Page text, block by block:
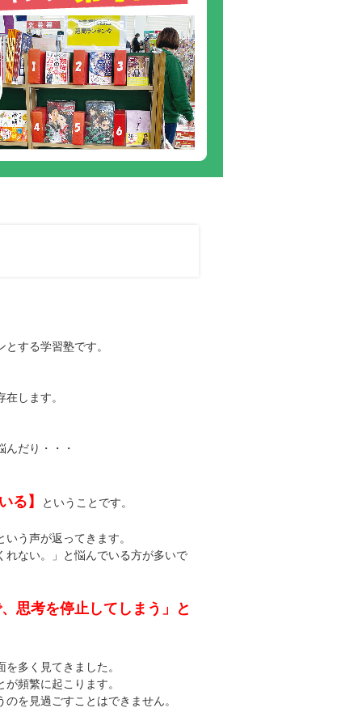
する学習塾です。
します。
だり・・・
る】 ということです。
う声が返ってきます。
れない。」と悩んでいる方が多いで
思考を停止してしまう」と
多く見てきました。
頻繁に起こります。
を見過ごすことはできません。